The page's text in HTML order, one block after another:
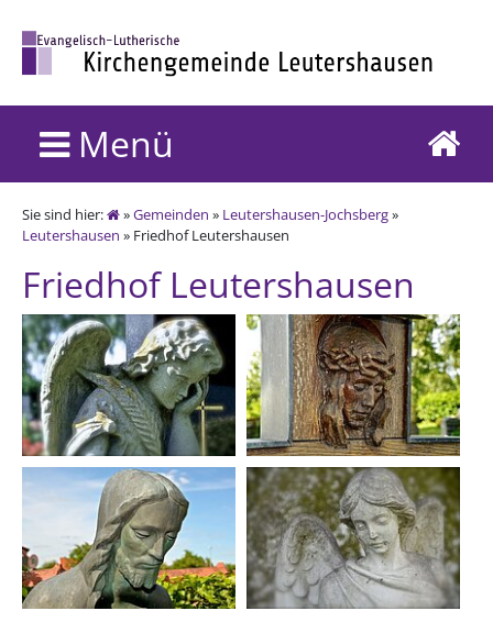
Menü
Sie sind hier: »Gemeinden » Leutershausen-Jochsberg»
Leutershausen » Friedhof Leutershausen
Friedhof Leutershausen